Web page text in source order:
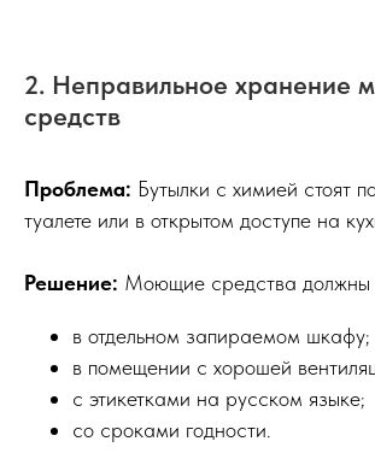
2. Неправильное хранение
средств
Проблема: Бутылки с химией стоят
туалете или в открытом доступе на
Решение: Моющие средства должны
в отдельном запираемом шкафу;
в помещении с хорошей
с этикетками на русском языке;
со сроками годности.